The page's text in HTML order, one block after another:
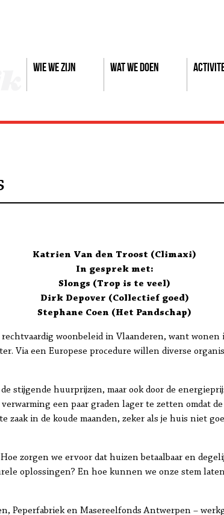
Wie we zijn Wat we doen
Katrien Van den Troost (Climaxi)
In gesprek met:
Slongs (Trop is te veel)
Dirk Depover (Collectief goed)
Stephane Coen (Het Pandschap)
woonbeleid in Vlaanderen, want
Via een Europese procedure willen diverse
stijgende huurprijzen, maar ook door de
een paar graden lager te zetten omdat
zaak in de koude maanden, zeker als je huis niet
zorgen we ervoor dat huizen betaalbaar en
oplossingen? En hoe kunnen we onze stem
Peperfabriek en Masereelfonds Antwerpen –